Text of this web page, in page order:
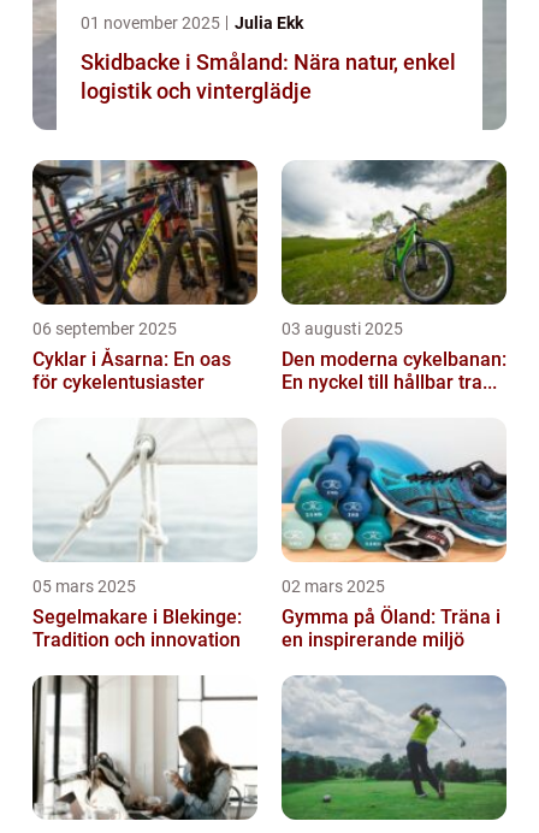
01 november 2025 Julia Ekk
Skidbacke i Småland: Nära natur, enkel
logistik och vinterglädje
06 september 2025
Cyklar i Åsarna: En oas
för cykelentusiaster
03 augusti 2025
Den moderna cykelbanan:
En nyckel till hållbar tra...
05 mars 2025
Segelmakare i Blekinge:
Tradition och innovation
02 mars 2025
Gymma på Öland: Träna i
en inspirerande miljö